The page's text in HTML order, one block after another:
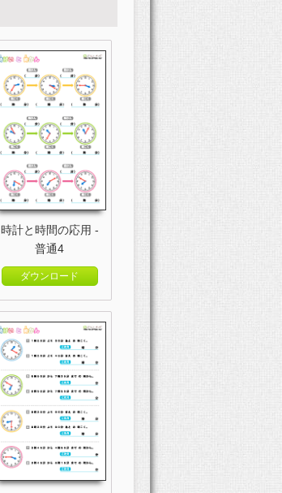
時計と時間の応用 -
普通4
ダウンロード